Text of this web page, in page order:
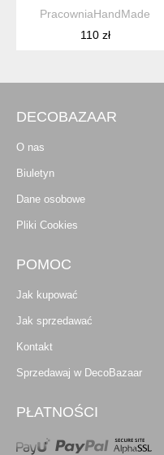
PracowniaHandMade
110 zł
DECOBAZAAR
O nas
Biuletyn
Dane osobowe
Pliki Cookies
POMOC
Jak kupować
Jak sprzedawać
Kontakt
Sprzedawaj w DecoBazaar
PŁATNOŚCI